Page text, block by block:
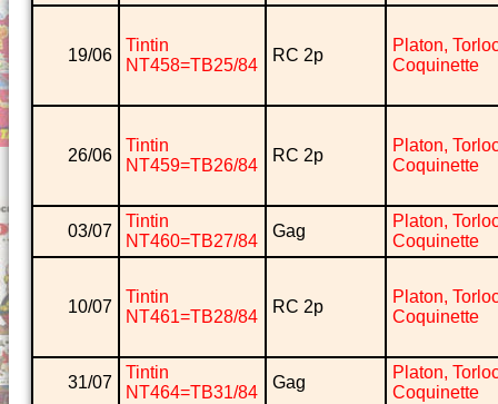
19/06
Tintin
NT458=TB25/84
RC 2p
Platon,
Coquinette
26/06
Tintin
NT459=TB26/84
RC 2p
Platon,
Coquinette
03/07
Tintin
NT460=TB27/84
Gag
Platon,
Coquinette
10/07
Tintin
NT461=TB28/84
RC 2p
Platon,
Coquinette
31/07
Tintin
NT464=TB31/84
Gag
Platon,
Coquinette